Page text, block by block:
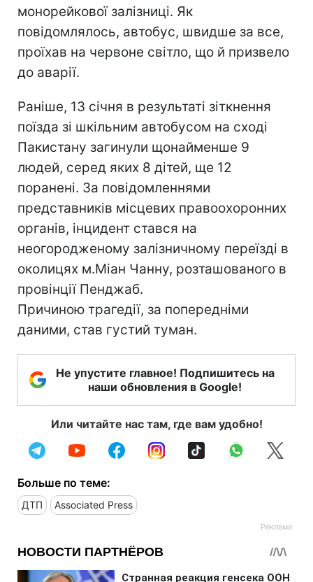
монорейкової залізниці. Як
повідомлялось, автобус, швидше за все,
проїхав на червоне світло, що й призвело
до аварії.
Раніше, 13 січня в результаті зіткнення
поїзда зі шкільним автобусом на сході
Пакистану загинули щонайменше 9
людей, серед яких 8 дітей, ще 12
поранені. За повідомленнями
представників місцевих правоохоронних
органів, інцидент стався на
неогородженому залізничному переїзді в
околицях м.Міан Чанну, розташованого в
провінції Пенджаб.
Причиною трагедії, за попередніми
даними, став густий туман.
Не упустите главное! Подпишитесь на
наши обновления в Google!
Или читайте нас там, где вам удобно!
Больше по теме:
ДТП Associated Press